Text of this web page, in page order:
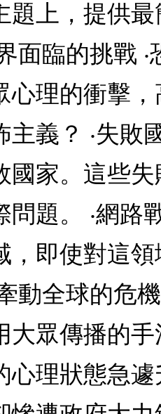
題上，提供
面臨的挑戰
心理的衝擊
義？ ‧失
國家。這些
題。 ‧網
即使對這
動全球的危
大眾傳播的
理狀態急